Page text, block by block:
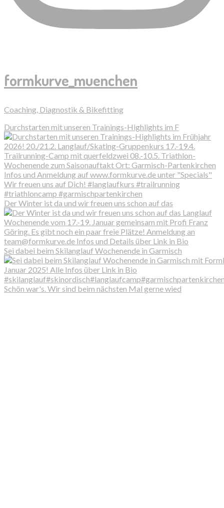
formkurve_muenchen
Coaching, Diagnostik & Bikefitting
Durchstarten mit unseren Trainings-Highlights im F
Der Winter ist da und wir freuen uns schon auf das
Sei dabei beim Skilanglauf Wochenende in Garmisch
Schön war's. Wir sind beim nächsten Mal gerne wied